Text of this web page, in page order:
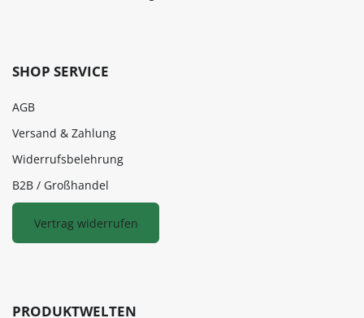
SHOP SERVICE
AGB
Versand & Zahlung
Widerrufsbelehrung
B2B / Großhandel
Vertrag widerrufen
PRODUKTWELTEN